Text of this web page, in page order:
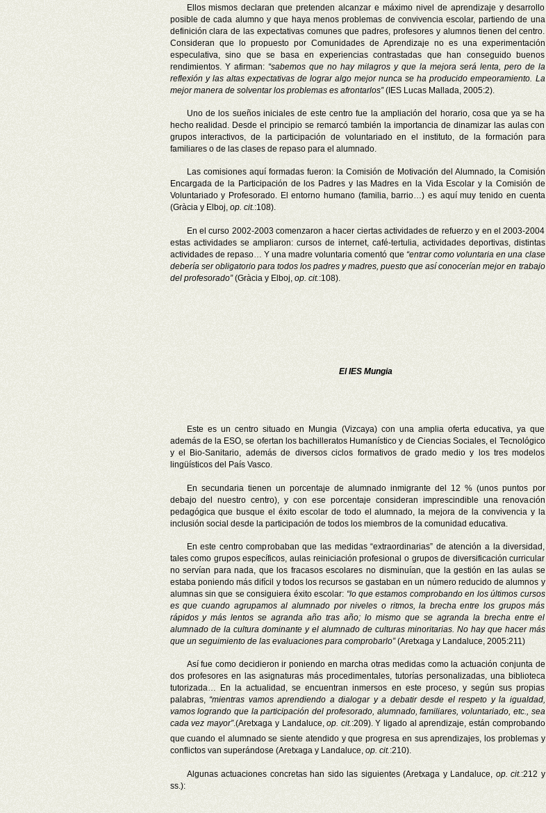
Ellos mismos declaran que pretenden alcanzar e máximo nivel de aprendizaje y desarrollo
posible de cada alumno y que haya menos problemas de convivencia escolar, partiendo de una
definición clara de las expectativas comunes que padres, profesores y alumnos tienen del centro.
Consideran que lo propuesto por Comunidades de Aprendizaje no es una experimentación
especulativa, sino que se basa en experiencias contrastadas que han conseguido buenos
rendimientos. Y afirman: “sabemos que no hay milagros y que la mejora será lenta, pero de la
reflexión y las altas expectativas de lograr algo mejor nunca se ha producido empeoramiento. La
mejor manera de solventar los problemas es afrontarlos”(IES Lucas Mallada, 2005:2).
Uno de los sueños iniciales de este centro fue la ampliación del horario, cosa que ya se ha
hecho realidad. Desde el principio se remarcó también la importancia de dinamizar las aulas con
grupos interactivos, de la participación de voluntariado en el instituto, de la formación para
familiares o de las clases de repaso para el alumnado.
Las comisiones aquí formadas fueron: la Comisión de Motivación del Alumnado,
la Comisión
Encargada de la Participación de los Padres y las Madres en la Vida Escolar y la Comisión de
Voluntariado y Profesorado. El entorno humano (familia, barrio…) es aquí muy tenido en cuenta
(Gràcia y Elboj, op. cit. :108).
En el curso 2002-2003 comenzaron a hacer ciertas actividades de refuerzo y en el 2003-2004
estas actividades se ampliaron: cursos de internet, café-tertulia, actividades deportivas, distintas
actividades de repaso… Y una madre voluntaria comentó que “entrar como voluntaria en una clase
debería ser obligatorio para todos los padres y madres, puesto que así conocerían mejor en trabajo
del profesorado”(Gràcia y Elboj, op. cit. :108).
El IES Mungia
Este es un centro situado en Mungia (Vizcaya) con una amplia oferta educativa, ya que
además de la ESO , se ofertan los bachilleratos Humanístico y de Ciencias Sociales, el Tecnológico
y el Bio-Sanitario, además de diversos ciclos formativos de grado medio y los tres modelos
lingüísticos del País Vasco.
En secundaria tienen un porcentaje de alumnado inmigrante del 12 % (unos puntos por
debajo del nuestro centro), y con ese porcentaje consideran imprescindible una renovación
pedagógica que busque el éxito escolar de todo el alumnado, la mejora de la convivencia y la
inclusión social desde la participación de todos los miembros de la comunidad educativa.
En este centro comprobaban que las medidas “extraordinarias” de atención a la diversidad,
tales como grupos específicos, aulas reiniciación profesional o grupos de diversificación curricular
no servían para nada, que los fracasos escolares no disminuían, que la gestión en las aulas se
estaba poniendo más difícil y todos los recursos se gastaban en un número reducido de alumnos y
alumnas sin que se consiguiera éxito escolar: “lo que estamos comprobando en los últimos cursos
es que cuando agrupamos al alumnado por niveles o ritmos, la brecha entre los grupos más
rápidos y más lentos se agranda año tras año; lo mismo que se agranda la brecha entre el
alumnado de la cultura dominante y el alumnado de culturas minoritarias. No hay que hacer más
que un seguimiento de las evaluaciones para comprobarlo”(Aretxaga y Landaluce, 2005:211)
Así fue como decidieron ir poniendo en marcha otras medidas como la actuación conjunta de
dos profesores en las asignaturas más procedimentales, tutorías personalizadas, una biblioteca
tutorizada… En la actualidad, se encuentran inmersos en este proceso, y según sus propias
palabras, “mientras vamos aprendiendo a dialogar y a debatir desde el respeto y la igualdad,
vamos logrando que la participación del profesorado, alumnado, familiares, voluntariado, etc., sea
cada vez mayor”.(Aretxaga y Landaluce,op. cit. :209). Y ligado al aprendizaje, están comprobando
que cuando el alumnado se siente atendido y que progresa en sus aprendizajes, los problemas y
conflictos van superándose (Aretxaga y Landaluce, op. cit. :210).
Algunas actuaciones concretas han sido las siguientes (Aretxaga y Landaluce, op. cit. :212 y
ss.):